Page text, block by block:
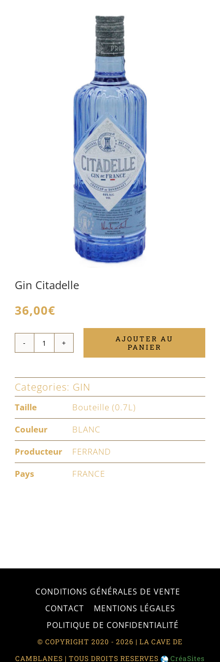
ACCESSOIRES
Gin Citadelle
36,00€
quantité
Gin
AJOUTER AU
PANIER
Categories: GIN
Taille
Bouteille (0.7L)
Couleur
BLANC
Producteur
FERRAND
Pays
FRANCE
CONDITIONS GÉNÉRALES DE VENTE
CONTACT
MENTIONS LÉGALES
POLITIQUE DE CONFIDENTIALITÉ
© COPYRIGHT 2020 - 2026 | LA CAVE DE
CAMBLANES | TOUS DROITS RESERVES
CréaSites